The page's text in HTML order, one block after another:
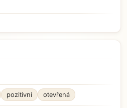
pozitivní otevřená